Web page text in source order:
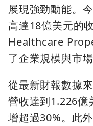
展現強勁動能。
高達18億美元的
Healthcare
了企業規模與市場
從最新財報數據
營收達到1.226億
增超過30%。此